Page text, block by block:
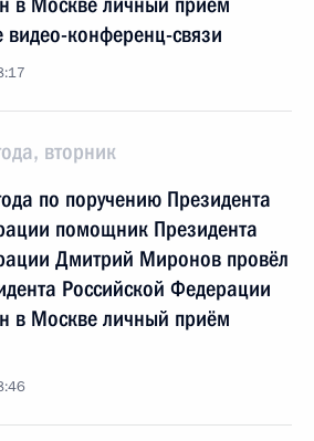
конференц-связи
вторник
по поручению Президента
помощник Президента
Дмитрий Миронов провёл
Российской Федерации
в Москве личный приём